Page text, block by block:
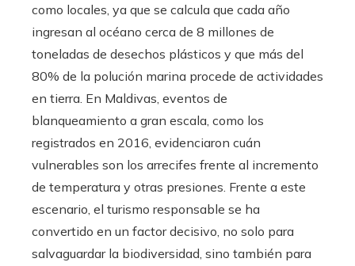
como locales, ya que se calcula que cada año
ingresan al océano cerca de 8 millones de
toneladas de desechos plásticos y que más del
80% de la polución marina procede de actividades
en tierra. En Maldivas, eventos de
blanqueamiento a gran escala, como los
registrados en 2016, evidenciaron cuán
vulnerables son los arrecifes frente al incremento
de temperatura y otras presiones. Frente a este
escenario, el turismo responsable se ha
convertido en un factor decisivo, no solo para
salvaguardar la biodiversidad, sino también para